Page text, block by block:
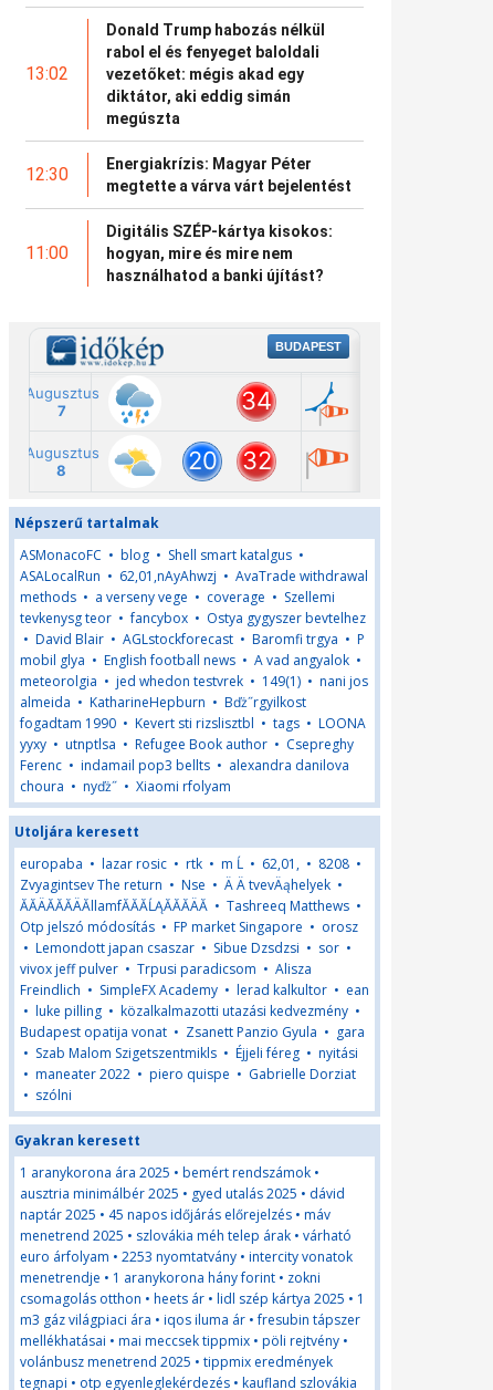
13:02
Donald Trump habozás nélkül
rabol el és fenyeget baloldali
vezetőket: mégis akad egy
diktátor, aki eddig simán
megúszta
12:30
Energiakrízis: Magyar Péter
megtette a várva várt bejelentést
11:00
Digitális SZÉP-kártya kisokos:
hogyan, mire és mire nem
használhatod a banki újítást?
Népszerű tartalmak
ASMonacoFC • blog • Shell smart katalgus •
ASALocalRun • 62,01,nAyAhwzj • AvaTrade withdrawal
methods • a verseny vege • coverage • Szellemi
tevkenysg teor •fancybox • Ostya gygyszer bevtelhez
• David Blair • AGLstockforecast • Baromfi trgya • P
mobil glya • English football news • A vad angyalok •
meteorolgia • jed whedon testvrek • 149(1) • nani jos
almeida • KatharineHepburn • Bďż˝rgyilkost
fogadtam 1990 • Kevert sti rizslisztbl • tags • LOONA
yyxy • utnptlsa • Refugee Book author • Csepreghy
Ferenc • indamail pop3 bellts • alexandra danilova
choura • nyďż˝ • Xiaomi rfolyam
Utoljára keresett
europaba • lazar rosic • rtk • m Ĺ • 62,01, • 8208 •
Zvyagintsev The return • Nse • Ä Ä tvevÄąhelyek •
ĂĂÄĂĂĂÄĂllamfĂĂĂĹĄĂĂĂÄĂ • Tashreeq Matthews •
Otp jelszó módosítás • FP market Singapore • orosz
• Lemondott japan csaszar • Sibue Dzsdzsi • sor •
vivox jeff pulver • Trpusi paradicsom • Alisza
Freindlich • SimpleFX Academy • lerad kalkultor • ean
• luke pilling • közalkalmazotti utazási kedvezmény •
Budapest opatija vonat • Zsanett Panzio Gyula • gara
• Szab Malom Szigetszentmikls • Éjjeli féreg • nyitási
• maneater 2022 • piero quispe • Gabrielle Dorziat
• szólni
Gyakran keresett
1 aranykorona ára 2025 • bemért rendszámok •
ausztria minimálbér 2025 • gyed utalás 2025 • dávid
naptár 2025 • 45 napos időjárás előrejelzés • máv
menetrend 2025 • szlovákia méh telep árak • várható
euro árfolyam • 2253 nyomtatvány • intercity vonatok
menetrendje • 1 aranykorona hány forint • zokni
csomagolás otthon • heets ár • lidl szép kártya 2025 • 1
m3 gáz világpiaci ára • iqos iluma ár •fresubin tápszer
mellékhatásai • mai meccsek tippmix • pöli rejtvény •
volánbusz menetrend 2025 • tippmix eredmények
tegnapi • otp egyenleglekérdezés • kaufland szlovákia